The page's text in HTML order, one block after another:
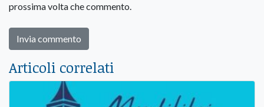
prossima volta che commento.
Articoli correlati